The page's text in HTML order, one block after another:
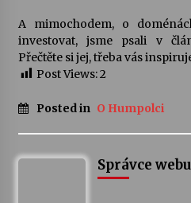
A mimochodem, o
investovat, jsme psali v
Přečtěte si jej, třeba vás
Post Views:2
Posted in O Humpolci
Správce webu